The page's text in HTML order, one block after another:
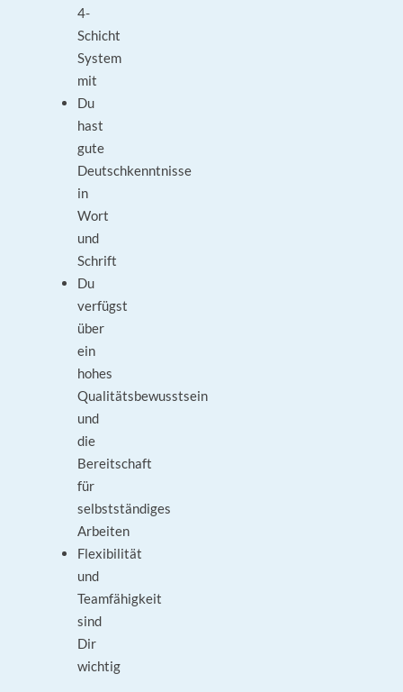
4-
Schicht
System
mit
Du
hast
gute
Deutschkenntnisse
in
Wort
und
Schrift
Du
verfügst
über
ein
hohes
Qualitätsbewusstsein
und
die
Bereitschaft
für
selbstständiges
Arbeiten
Flexibilität
und
Teamfähigkeit
sind
Dir
wichtig